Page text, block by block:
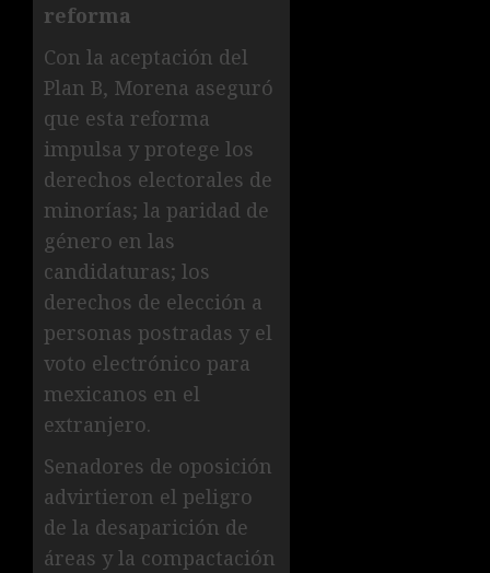
reforma
Con la aceptación del
Plan B, Morena aseguró
que esta reforma
impulsa y protege los
derechos electorales de
minorías; la paridad de
género en las
candidaturas; los
derechos de elección a
personas postradas y el
voto electrónico para
mexicanos en el
extranjero.
Senadores de oposición
advirtieron el peligro
de la desaparición de
áreas y la compactación